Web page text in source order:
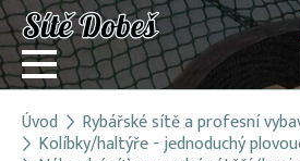
Přihlásit
Úvod Rybářské sítě a profesní
Kolíbky/haltýře - jednoduchý